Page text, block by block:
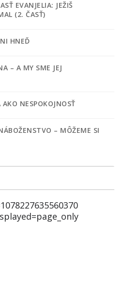
EVANJELIA: JEŽIŠ
(2. ČASŤ)
HNEĎ
– A MY SME JEJ
AKO NESPOKOJNOSŤ
– MÔŽEME SI